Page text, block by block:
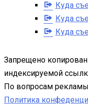
Куда
Куда
Куда
Запрещено
индексируемой
По вопросам
Политика